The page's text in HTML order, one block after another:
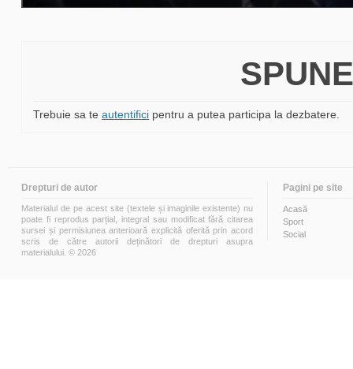
Trebuie sa teautentifici pentru a putea participa la dezbatere.
Drepturi de autor
Materialul de pe acest site (textele și imaginile existente) nu
poate fi reprodus parțial, integral sau modificat fără citarea
sursei și permisiunea anterioară explicită oferită prin acord
scris de către autorii deținători de drepturi asupra
materialului. © 2026
Pagini pe site
Acasă
Sport
Social